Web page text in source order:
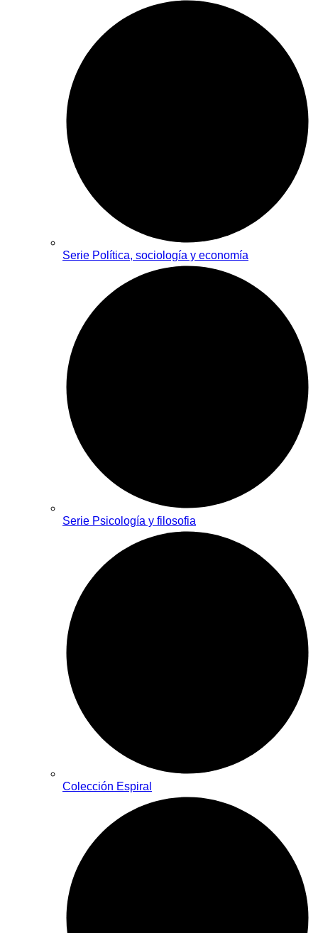
Serie Política, sociología y economía
Serie Psicología y filosofia
Colección Espiral